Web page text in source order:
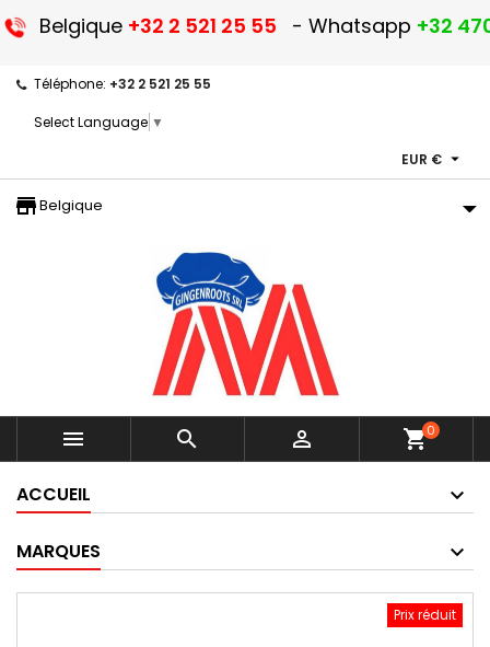
Belgique +32 2 521 25 55 - Whatsapp +32
Téléphone: +32 2 521 25 55
Select Language ▼
EUR € 
storefront
Belgique
   shopping_cart0
ACCUEIL
MARQUES
Prix réduit